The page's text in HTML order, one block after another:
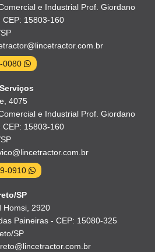
e Industrial Prof. Giordano
CEP: 15803-160
0080
4075
e Industrial Prof. Giordano
CEP: 15803-160
0910
SP
Homsi, 2920
Paineiras - CEP: 15080-325
SP